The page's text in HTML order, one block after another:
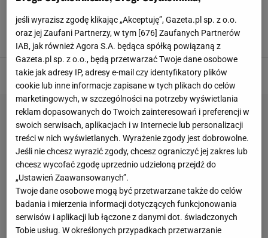
Barson upolowałam za 49 zł. Cudeńka też w
Reserved i CCC
CLARA BARSON MOKASYNY MOKASYNY CLARA BARSON
MOKASYNY DAMSKIE
jeśli wyrazisz zgodę klikając „Akceptuję”, Gazeta.pl sp. z o.o.
oraz jej Zaufani Partnerzy, w tym [676] Zaufanych Partnerów
IAB, jak również Agora S.A. będąca spółką powiązaną z
Gazeta.pl sp. z o.o., będą przetwarzać Twoje dane osobowe
takie jak adresy IP, adresy e-mail czy identyfikatory plików
cookie lub inne informacje zapisane w tych plikach do celów
marketingowych, w szczególności na potrzeby wyświetlania
reklam dopasowanych do Twoich zainteresowań i preferencji w
swoich serwisach, aplikacjach i w Internecie lub personalizacji
treści w nich wyświetlanych. Wyrażenie zgody jest dobrowolne.
Jeśli nie chcesz wyrazić zgody, chcesz ograniczyć jej zakres lub
chcesz wycofać zgodę uprzednio udzieloną przejdź do
„Ustawień Zaawansowanych”.
Twoje dane osobowe mogą być przetwarzane także do celów
badania i mierzenia informacji dotyczących funkcjonowania
serwisów i aplikacji lub łączone z danymi dot. świadczonych
Tobie usług. W określonych przypadkach przetwarzanie